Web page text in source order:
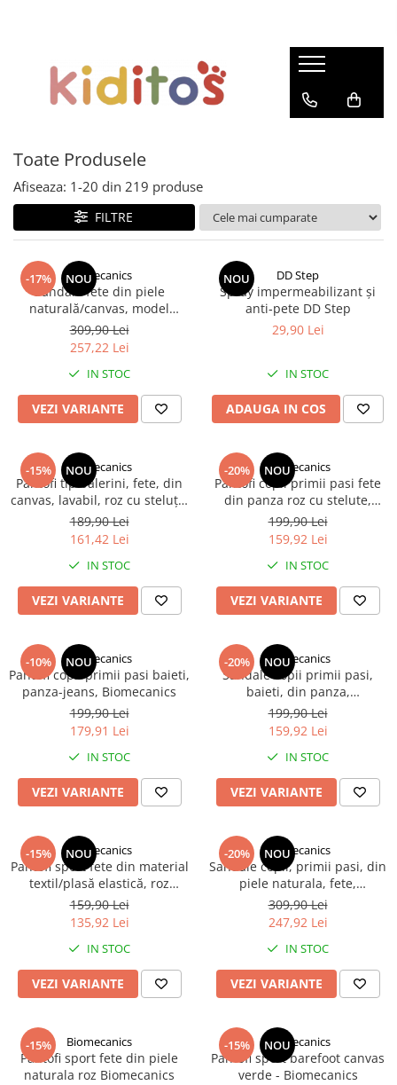
Ghete fete
Pantofi de interior fete
Cizme fete
Sandale
Ghete baieti
Pantofi de interior baieti
Sandale
Cizme baieti
Toate Produsele
Afiseaza: 1-20 din 219 produse
FILTRE
-17% NOU
Biomecanics
Sandale fete din piele
naturală/canvas, model
căpsuni, roz - Biomecanics
309,90 Lei
257,22 Lei
IN STOC
VEZI VARIANTE
NOU DD Step
Spray impermeabilizant și
anti‑pete DD Step
29,90 Lei
IN STOC
ADAUGA IN COS
-15% NOU
Biomecanics
Pantofi tip balerini, fete, din
canvas, lavabil, roz cu steluțe,
Biomecanics
189,90 Lei
161,42 Lei
IN STOC
VEZI VARIANTE
-20% NOU
Biomecanics
Pantofi copii primii pasi fete
din panza roz cu stelute,
Biomecanics
199,90 Lei
159,92 Lei
IN STOC
VEZI VARIANTE
-10% NOU
Biomecanics
Pantofi copii primii pasi baieti,
panza-jeans, Biomecanics
199,90 Lei
179,91 Lei
IN STOC
VEZI VARIANTE
-20% NOU
Biomecanics
Sandale copii primii pasi,
baieti, din panza,
Biomecanics
199,90 Lei
159,92 Lei
IN STOC
VEZI VARIANTE
-15% NOU
Biomecanics
Pantofi sport fete din material
textil/plasă elastică, roz
inchis, Biomecanics
159,90 Lei
135,92 Lei
IN STOC
VEZI VARIANTE
-20% NOU
Biomecanics
Sandale copii, primii pasi, din
piele naturala, fete,
Biomecanics
309,90 Lei
247,92 Lei
IN STOC
VEZI VARIANTE
-15% Biomecanics
Pantofi sport fete din piele
naturala roz Biomecanics
-15% NOU
Biomecanics
Pantofi sport barefoot canvas
verde - Biomecanics